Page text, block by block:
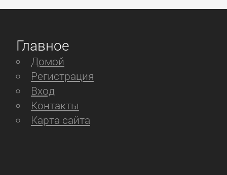
Главное
Домой
Регистрация
Вход
Контакты
Карта сайта